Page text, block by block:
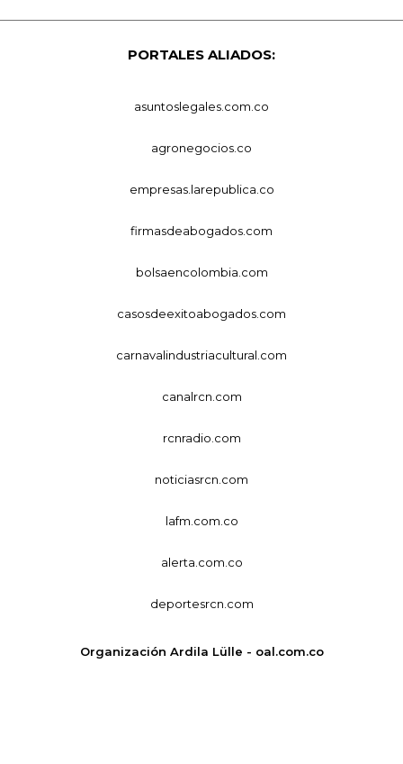
PORTALES ALIADOS:
asuntoslegales.com.co
agronegocios.co
empresas.larepublica.co
firmasdeabogados.com
bolsaencolombia.com
casosdeexitoabogados.com
carnavalindustriacultural.com
canalrcn.com
rcnradio.com
noticiasrcn.com
lafm.com.co
alerta.com.co
deportesrcn.com
Organización Ardila Lülle - oal.com.co